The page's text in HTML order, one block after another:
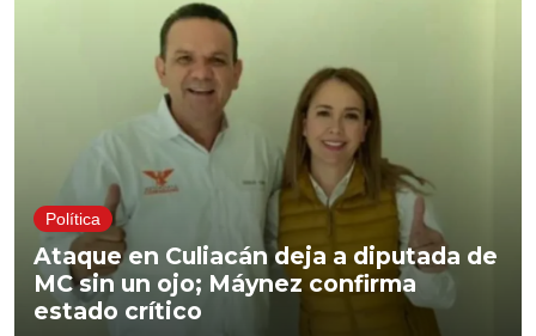
Política
Ataque en Culiacán deja a diputada de
MC sin un ojo; Máynez confirma
estado crítico